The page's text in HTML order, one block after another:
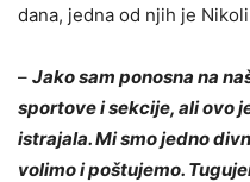
dana, jedna od njih je
– Jako sam ponosna na
sportove i sekcije, ali ovo
istrajala. Mi smo jedno
volimo i poštujemo.